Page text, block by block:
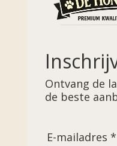
Ontvang de
de beste
E-mailadres *